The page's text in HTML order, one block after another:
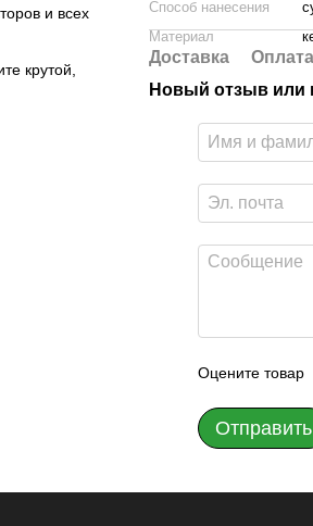
и всех
крутой,
Способ нанесения
Материал
Доставка Оплата
Новый отзыв или
Оцените товар
Отправить